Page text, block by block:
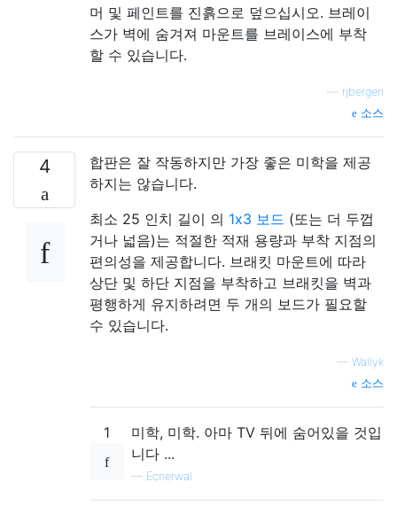
머 및 페인트를 진흙으로 덮으십시오. 브레이
스가 벽에 숨겨져 마운트를 브레이스에 부착
할 수 있습니다.
rjbergen
소스
4
합판은 잘 작동하지만 가장 좋은 미학을 제공
하지는 않습니다.
최소 25 인치 길이 의 1x3 보드 (또는 더 두껍
거나 넓음)는 적절한 적재 용량과 부착 지점의
편의성을 제공합니다. 브래킷 마운트에 따라
상단 및 하단 지점을 부착하고 브래킷을 벽과
평행하게 유지하려면 두 개의 보드가 필요할
수 있습니다.
— Wallyk
소스
1
미학, 미학. 아마 TV 뒤에 숨어있을 것입
니다 ...
— Ecnerwal